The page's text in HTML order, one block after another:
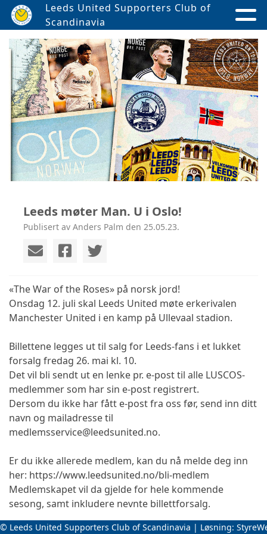
Leeds United Supporters Club of
Scandinavia
Leeds møter Man. U i Oslo!
Publisert av Anders Palm den 25.05.23.
«The War of the Roses» på norsk jord!
Onsdag 12. juli skal Leeds United møte erkerivalen
Manchester United i en kamp på Ullevaal stadion.
Billettene legges ut til salg for Leeds-fans i et lukket
forsalg fredag 26. mai kl. 10.
Det vil bli sendt ut en lenke pr. e-post til alle LUSCOS-
medlemmer som har sin e-post registrert.
Dersom du ikke har fått e-post fra oss før, send inn ditt
navn og mailadresse til
medlemsservice@leedsunited.no.
Er du ikke allerede medlem, kan du nå melde deg inn
her: https://www.leedsunited.no/bli-medlem
Medlemskapet vil da gjelde for hele kommende
sesong, samt inkludere nevnte billettforsalg.
© Leeds United Supporters Club of Scandinavia | Løsning: